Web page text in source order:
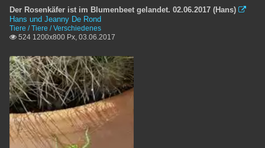
Der Rosenkäfer ist im Blumenbeet gelandet. 02.06.2017 (Hans) 
Hans und Jeanny De Rond
Tiere / Tiere / Verschiedenes
 524 1200x800 Px, 03.06.2017